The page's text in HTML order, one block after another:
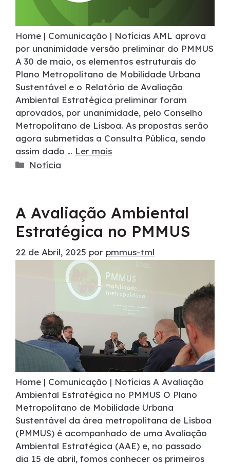
Home | Comunicação | Notícias AML aprova
por unanimidade versão preliminar do PMMUS
A 30 de maio, os elementos estruturais do
Plano Metropolitano de Mobilidade Urbana
Sustentável e o Relatório de Avaliação
Ambiental Estratégica preliminar foram
aprovados, por unanimidade, pelo Conselho
Metropolitano de Lisboa. As propostas serão
agora submetidas a Consulta Pública, sendo
assim dado … Ler mais
Notícia
A Avaliação Ambiental
Estratégica no PMMUS
22 de Abril, 2025 por pmmus-tml
Home | Comunicação | Notícias A Avaliação
Ambiental Estratégica no PMMUS O Plano
Metropolitano de Mobilidade Urbana
Sustentável da área metropolitana de Lisboa
(PMMUS) é acompanhado de uma Avaliação
Ambiental Estratégica (AAE) e, no passado
dia 15 de abril, fomos conhecer os primeiros